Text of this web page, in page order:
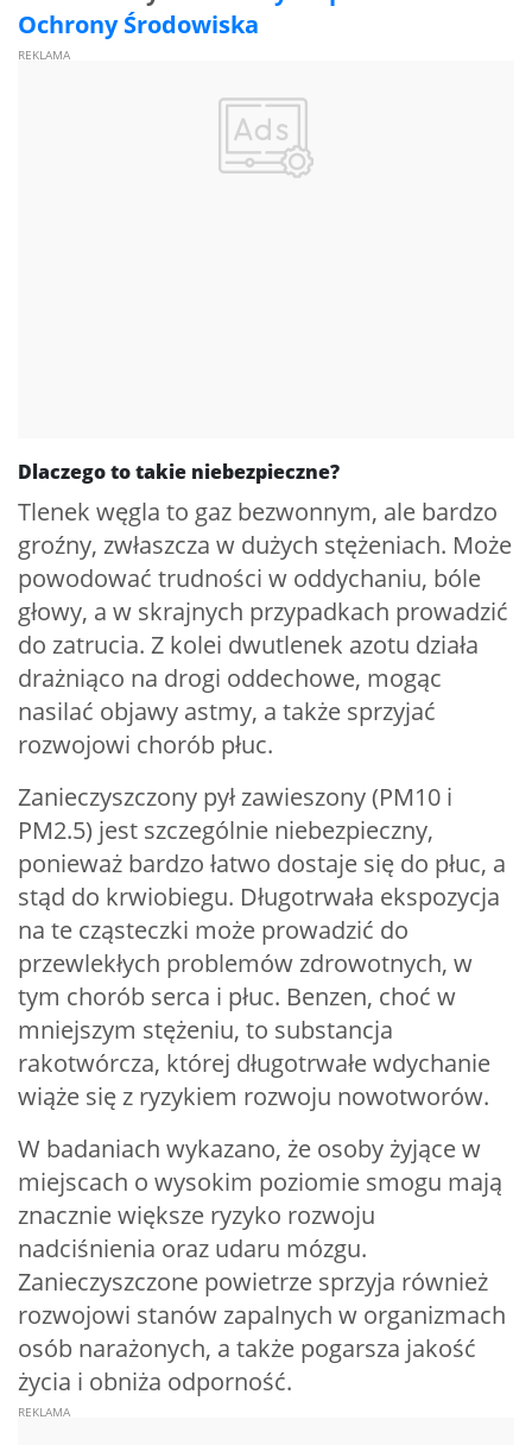
Ochrony Środowiska
Dlaczego to takie niebezpieczne?
Tlenek węgla to gaz bezwonnym, ale bardzo
groźny, zwłaszcza w dużych stężeniach. Może
powodować trudności w oddychaniu, bóle
głowy, a w skrajnych przypadkach prowadzić
do zatrucia. Z kolei dwutlenek azotu działa
drażniąco na drogi oddechowe, mogąc
nasilać objawy astmy, a także sprzyjać
rozwojowi chorób płuc.
Zanieczyszczony pył zawieszony (PM10 i
PM2.5) jest szczególnie niebezpieczny,
ponieważ bardzo łatwo dostaje się do płuc, a
stąd do krwiobiegu. Długotrwała ekspozycja
na te cząsteczki może prowadzić do
przewlekłych problemów zdrowotnych, w
tym chorób serca i płuc. Benzen, choć w
mniejszym stężeniu, to substancja
rakotwórcza, której długotrwałe wdychanie
wiąże się z ryzykiem rozwoju nowotworów.
W badaniach wykazano, że osoby żyjące w
miejscach o wysokim poziomie smogu mają
znacznie większe ryzyko rozwoju
nadciśnienia oraz udaru mózgu.
Zanieczyszczone powietrze sprzyja również
rozwojowi stanów zapalnych w organizmach
osób narażonych, a także pogarsza jakość
życia i obniża odporność.